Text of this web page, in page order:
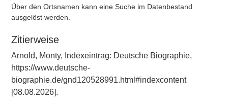
Über den Ortsnamen kann eine Suche im Datenbestand
ausgelöst werden.
Zitierweise
Arnold, Monty, Indexeintrag: Deutsche Biographie,
https://www.deutsche-
biographie.de/gnd120528991.html#indexcontent
[08.08.2026].